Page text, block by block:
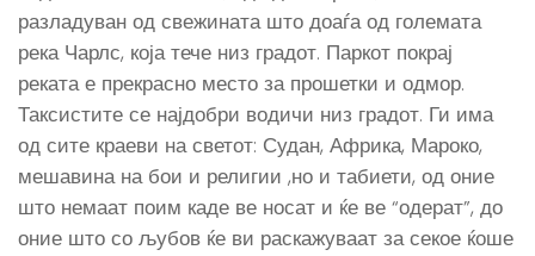
разладуван од свежината што доаѓа од големата
река Чарлс, која тече низ градот. Паркот покрај
реката е прекрасно место за прошетки и одмор.
Таксистите се најдобри водичи низ градот. Ги има
од сите краеви на светот: Судан, Африка, Мароко,
мешавина на бои и религии ,но и табиети, од оние
што немаат поим каде ве носат и ќе ве “одерат”, до
оние што со љубов ќе ви раскажуваат за секое ќоше